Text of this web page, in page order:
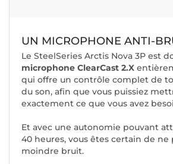
UN MICROPHONE ANTI-
Le SteelSeries Arctis Nova 3P est
microphone ClearCast 2.X
qui offre un contrôle complet de
du son, afin que vous puissiez
exactement ce que vous avez
Et avec une autonomie pouvant
40 heures, vous êtes certain de ne
moindre bruit.